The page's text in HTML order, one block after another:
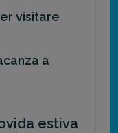
visitare
a
estiva